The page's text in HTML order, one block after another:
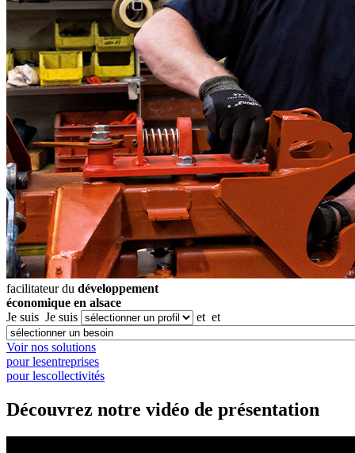
facilitateur du développement
économique en alsace
Je suis Je suis et et
Voir nos solutions
pour lesentreprises
pour lescollectivités
Découvrez notre vidéo de présentation